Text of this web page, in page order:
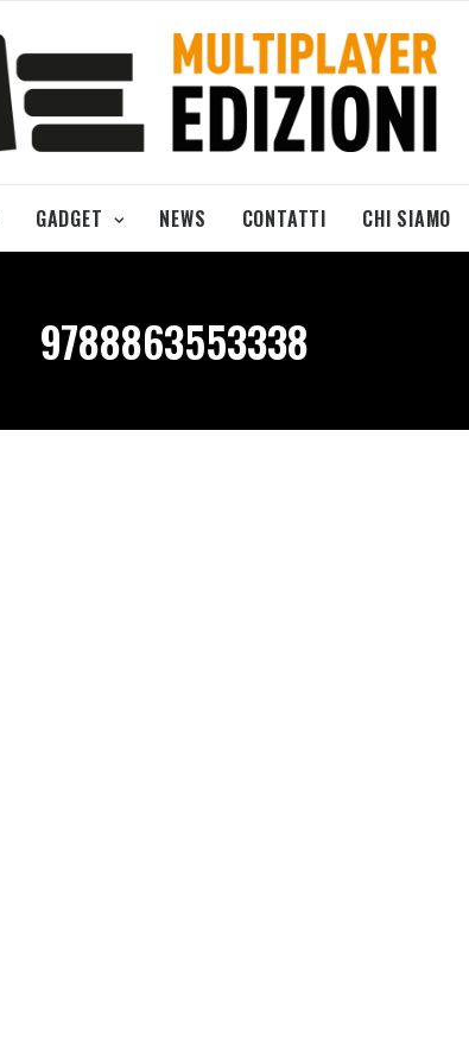
GADGET NEWS CONTATTI CHI SIAMO
9788863553338